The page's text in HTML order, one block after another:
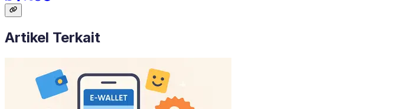
Artikel Terkait